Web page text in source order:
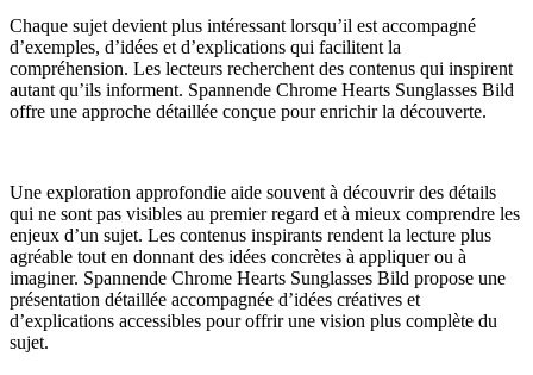
Chaque sujet devient plus intéressant lorsqu’il est accompagné
d’exemples, d’idées et d’explications qui facilitent la
compréhension. Les lecteurs recherchent des contenus qui inspirent
autant qu’ils informent. Spannende Chrome Hearts Sunglasses Bild
offre une approche détaillée conçue pour enrichir la découverte.
Une exploration approfondie aide souvent à découvrir des détails
qui ne sont pas visibles au premier regard et à mieux comprendre les
enjeux d’un sujet. Les contenus inspirants rendent la lecture plus
agréable tout en donnant des idées concrètes à appliquer ou à
imaginer. Spannende Chrome Hearts Sunglasses Bild propose une
présentation détaillée accompagnée d’idées créatives et
d’explications accessibles pour offrir une vision plus complète du
sujet.